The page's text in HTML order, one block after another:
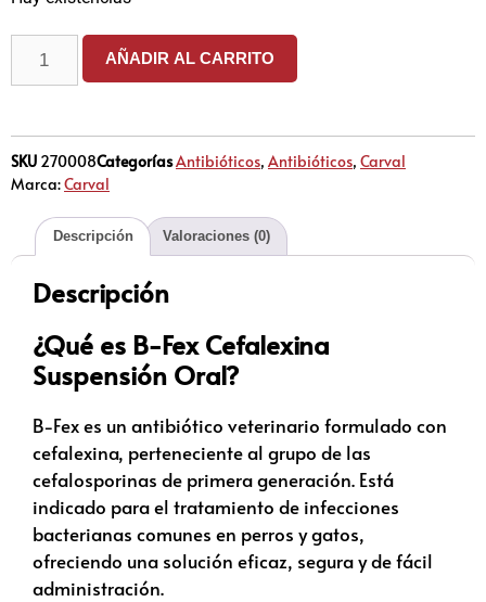
AÑADIR AL CARRITO
SKU 270008CategoríasAntibióticos, Antibióticos, Carval
Marca:Carval
Descripción Valoraciones (0)
Descripción
¿Qué es B-Fex Cefalexina
Suspensión Oral?
B-Fex es un antibiótico veterinario formulado con
cefalexina, perteneciente al grupo de las
cefalosporinas de primera generación. Está
indicado para el tratamiento de infecciones
bacterianas comunes en perros y gatos,
ofreciendo una solución eficaz, segura y de fácil
administración.